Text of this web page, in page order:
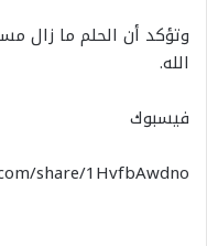
وتؤكد أن الحلم ما زال
الله.
فيسبوك
share/1HvfbAwdno/